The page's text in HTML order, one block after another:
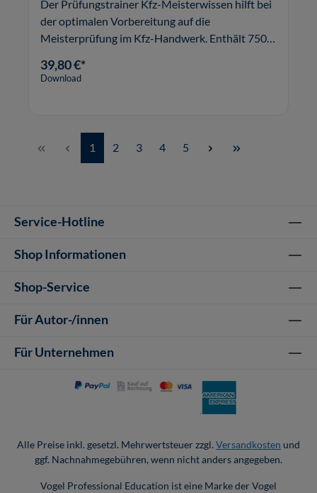
Der Prüfungstrainer Kfz-Meisterwissen hilft bei
der optimalen Vorbereitung auf die
Meisterprüfung im Kfz-Handwerk. Enthält 750
39,80 €*
Download
Seite
1 Seite
2 Seite
3 Seite
4 Seite
5
Service-Hotline
Shop Informationen
Shop-Service
Für Autor-/innen
Für Unternehmen
Alle Preise inkl. gesetzl. Mehrwertsteuer zzgl. Versandkosten und
ggf. Nachnahmegebühren, wenn nicht anders angegeben.
Vogel Professional Education ist eine Marke der Vogel